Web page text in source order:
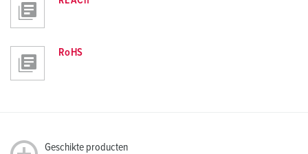
RoHS
Geschikte producten